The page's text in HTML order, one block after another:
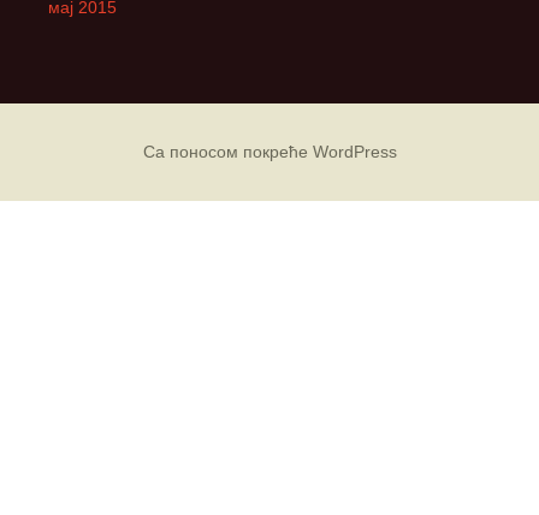
мај 2015
Са поносом покреће WordPress